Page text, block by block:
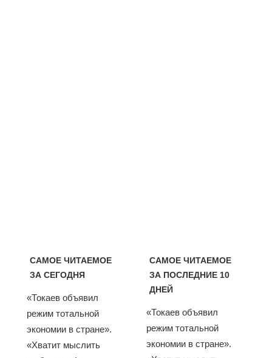
САМОЕ ЧИТАЕМОЕ
ЗА СЕГОДНЯ
«Токаев объявил
режим тотальной
экономии в стране».
«Хватит мыслить
САМОЕ ЧИТАЕМОЕ
ЗА ПОСЛЕДНИЕ 10
ДНЕЙ
«Токаев объявил
режим тотальной
экономии в стране».